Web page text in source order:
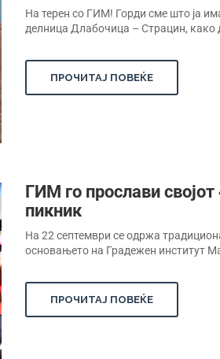
На терен со ГИМ! Горди сме што ја
делница Длабочица – Страцин, како
ПРОЧИТАЈ ПОВЕЌЕ
ГИМ го прослави
пикник
На 22 септември се одржа
основањето на Градежен институт
ПРОЧИТАЈ ПОВЕЌЕ